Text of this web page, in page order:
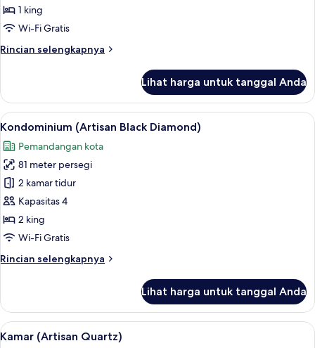
LAZULI)
1 king
Wi-Fi Gratis
Rincian selengkapnya
Rincian
Kamar
(ARTISAN
LAZULI)
Lihat harga untuk tanggal Anda
Lihat
semua
foto
untuk
Kondominium
(Artisan
Black
Diamond)
Kondominium (Artisan Black
7
Kondominium (Artisan Black Diamond)
Pemandangan kota
81 meter persegi
2 kamar tidur
Kapasitas 4
2 king
Wi-Fi Gratis
Rincian selengkapnya
Rincian
Kondominium
(Artisan
Black
Lihat harga untuk tanggal Anda
Lihat
semua
Kamar (Artisan Quartz) | Area
7
Kamar (Artisan Quartz)